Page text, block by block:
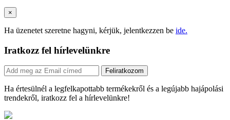
×
Ha üzenetet szeretne hagyni, kérjük, jelentkezzen be ide.
Iratkozz fel hírlevelünkre
Feliratkozom
Ha értesülnél a legfelkapottabb termékekről és a legújabb hajápolási
trendekről, iratkozz fel a hírlevelünkre!